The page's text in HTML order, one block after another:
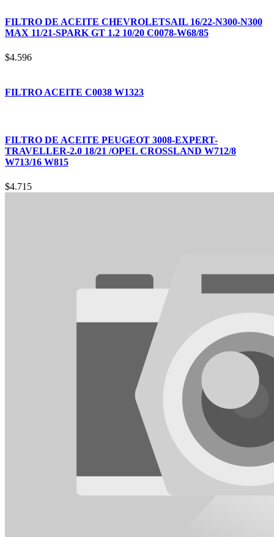
FILTRO DE ACEITE CHEVROLETSAIL 16/22-N300-N300
MAX 11/21-SPARK GT 1.2 10/20 C0078-W68/85
$4.596
FILTRO ACEITE C0038 W1323
FILTRO DE ACEITE PEUGEOT 3008-EXPERT-
TRAVELLER-2.0 18/21 /OPEL CROSSLAND W712/8
W713/16 W815
$4.715